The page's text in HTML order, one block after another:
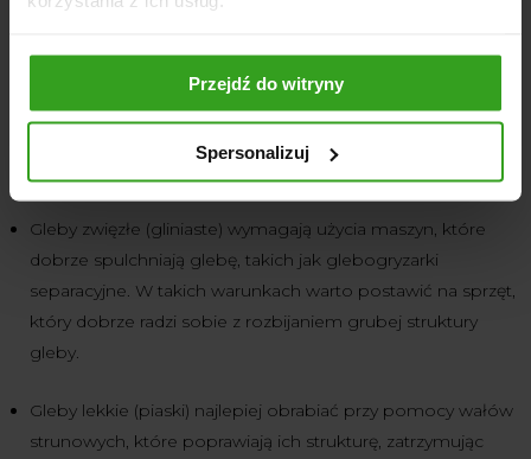
Przejdź do witryny
Spersonalizuj
rodzaju gleby?
Dopasowanie odpowiedniego sprzętu rolniczego do
rodzaju gleby to ważny element w przygotowaniu pola
przed sezonem. Każdy typ gleby ma swoje specyficzne
właściwości, które wpływają na wybór maszyn. Na przykład:
Gleby zwięzłe (gliniaste) wymagają użycia maszyn, które
dobrze spulchniają glebę, takich jak glebogryzarki
separacyjne. W takich warunkach warto postawić na sprzęt,
który dobrze radzi sobie z rozbijaniem grubej struktury
gleby.
Gleby lekkie (piaski) najlepiej obrabiać przy pomocy wałów
strunowych, które poprawiają ich strukturę, zatrzymując